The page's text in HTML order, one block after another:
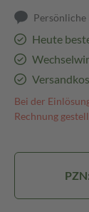
Persönliche
Heute
Bei der
Rechnung